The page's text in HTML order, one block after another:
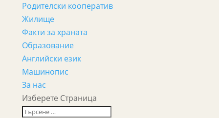
Родителски кооператив
Жилище
Факти за храната
Образование
Английски език
Машинопис
За нас
Изберете Страница